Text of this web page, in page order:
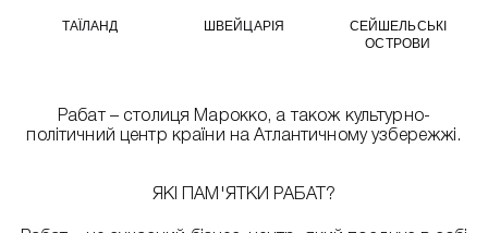
ТАЇЛАНД ШВЕЙЦАРІЯ
СЕЙШЕЛЬСЬКІ
ОСТРОВИ
Рабат – столиця Марокко, а також культурно-
політичний центр країни на Атлантичному узбережжі.
ЯКІ ПАМ'ЯТКИ РАБАТ?